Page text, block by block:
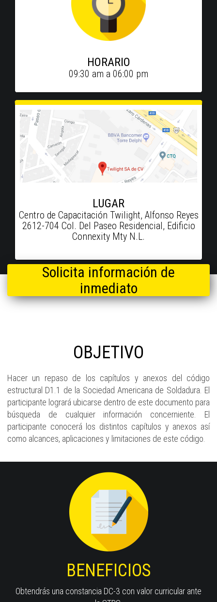
HORARIO
09:30 am a 06:00 pm
LUGAR
Centro de Capacitación Twilight, Alfonso Reyes
2612-704 Col. Del Paseo Residencial, Edificio
Connexity Mty N.L.
Solicita información de
inmediato
OBJETIVO
Hacer un repaso de los capítulos y anexos del código
estructural D1.1 de la Sociedad Americana de Soldadura. El
participante logrará ubicarse dentro de este documento para
búsqueda de cualquier información concerniente. El
participante conocerá los distintos capítulos y anexos así
como alcances, aplicaciones y limitaciones de este código.
BENEFICIOS
Obtendrás una constancia DC-3 con valor curricular ante